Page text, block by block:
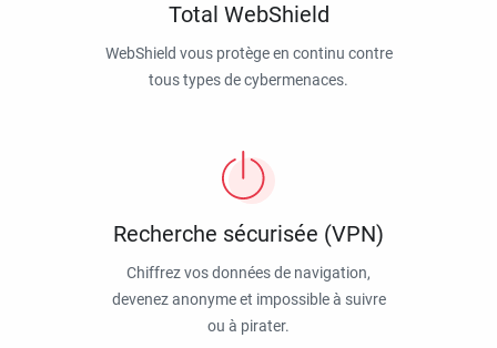
Total WebShield
WebShield vous protège en continu contre
tous types de cybermenaces.
Recherche sécurisée (VPN)
Chiffrez vos données de navigation,
devenez anonyme et impossible à suivre
ou à pirater.